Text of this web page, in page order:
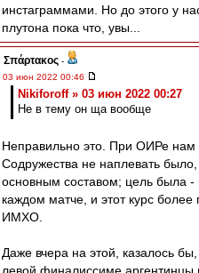
инстаграммами. Но до этого у
плутона пока что, увы...
Σπάρτακος -
03 июн 2022 00:46
Nikiforoff » 03 июн 2022 00:27
Не в тему он ща вообще
Неправильно это. При ОИРе нам
Содружества не наплевать было,
основным составом; цель была -
каждом матче, и этот курс более
ИМХО.
Даже вчера на этой, казалось